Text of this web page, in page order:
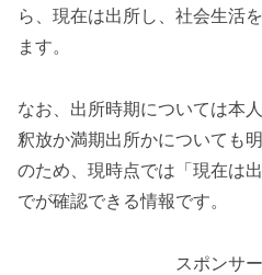
ら、現在は出所し、社会生活
ます。
なお、出所時期については本
釈放か満期出所かについても
のため、現時点では「現在は
でが確認できる情報です。
スポンサ